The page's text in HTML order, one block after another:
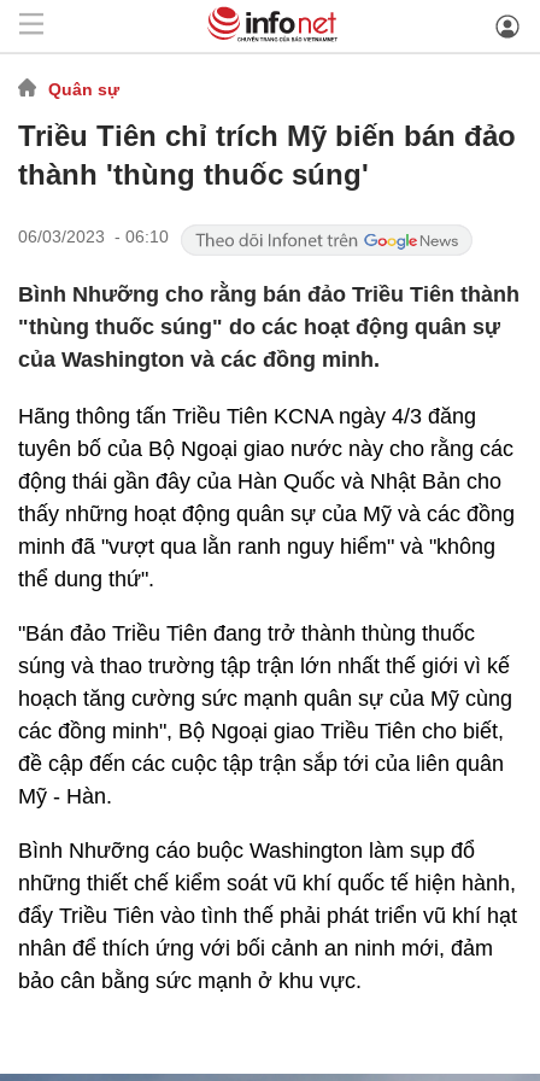
Quân sự
Triều Tiên chỉ trích Mỹ biến bán đảo
thành 'thùng thuốc súng'
06/03/2023 - 06:10
Bình Nhưỡng cho rằng bán đảo Triều Tiên thành
"thùng thuốc súng" do các hoạt động quân sự
của Washington và các đồng minh.
Hãng thông tấn Triều Tiên KCNA ngày 4/3 đăng
tuyên bố của Bộ Ngoại giao nước này cho rằng các
động thái gần đây của Hàn Quốc và Nhật Bản cho
thấy những hoạt động quân sự của Mỹ và các đồng
minh đã "vượt qua lằn ranh nguy hiểm" và "không
thể dung thứ".
"Bán đảo Triều Tiên đang trở thành thùng thuốc
súng và thao trường tập trận lớn nhất thế giới vì kế
hoạch tăng cường sức mạnh quân sự của Mỹ cùng
các đồng minh", Bộ Ngoại giao Triều Tiên cho biết,
đề cập đến các cuộc tập trận sắp tới của liên quân
Mỹ - Hàn.
Bình Nhưỡng cáo buộc Washington làm sụp đổ
những thiết chế kiểm soát vũ khí quốc tế hiện hành,
đẩy Triều Tiên vào tình thế phải phát triển vũ khí hạt
nhân để thích ứng với bối cảnh an ninh mới, đảm
bảo cân bằng sức mạnh ở khu vực.